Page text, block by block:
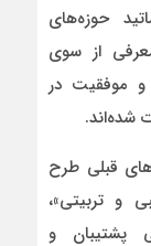
حوزه‌های
از سوی
و موفقیت در
شده‌اند.
قبلی طرح
و تربیتی»،
پشتیبان و